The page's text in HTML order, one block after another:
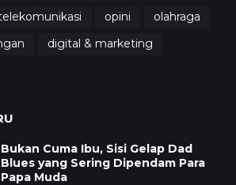
opini
olahraga
digital & marketing
Bukan Cuma Ibu, Sisi Gelap Dad
Blues yang Sering Dipendam Para
Papa Muda